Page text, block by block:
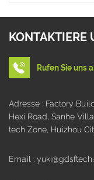
KONTAKTIERE
Rufen Sie uns
Adresse : Factory
Hexi Road, Sanhe
tech Zone, Huizhou
Email :